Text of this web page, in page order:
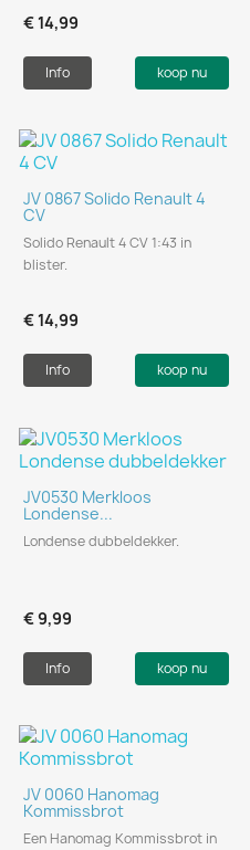
€ 14,99
Info koop nu
JV 0867 Solido Renault 4
CV
Solido Renault 4 CV 1:43 in
blister.
€ 14,99
Info koop nu
JV0530 Merkloos
Londense...
Londense dubbeldekker.
€ 9,99
Info koop nu
JV 0060 Hanomag
Kommissbrot
Een Hanomag Kommissbrot in